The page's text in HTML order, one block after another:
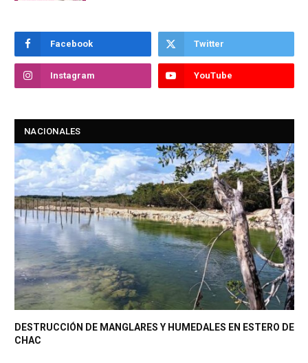
Facebook Twitter
Instagram YouTube
NACIONALES
DESTRUCCIÓN DE MANGLARES Y HUMEDALES EN ESTERO DE
CHAC